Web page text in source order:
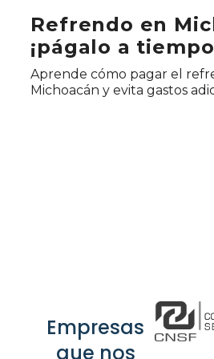
Refrendo en
¡págalo a
Aprende cómo pagar el
Michoacán y evita gastos
Empresas
que nos